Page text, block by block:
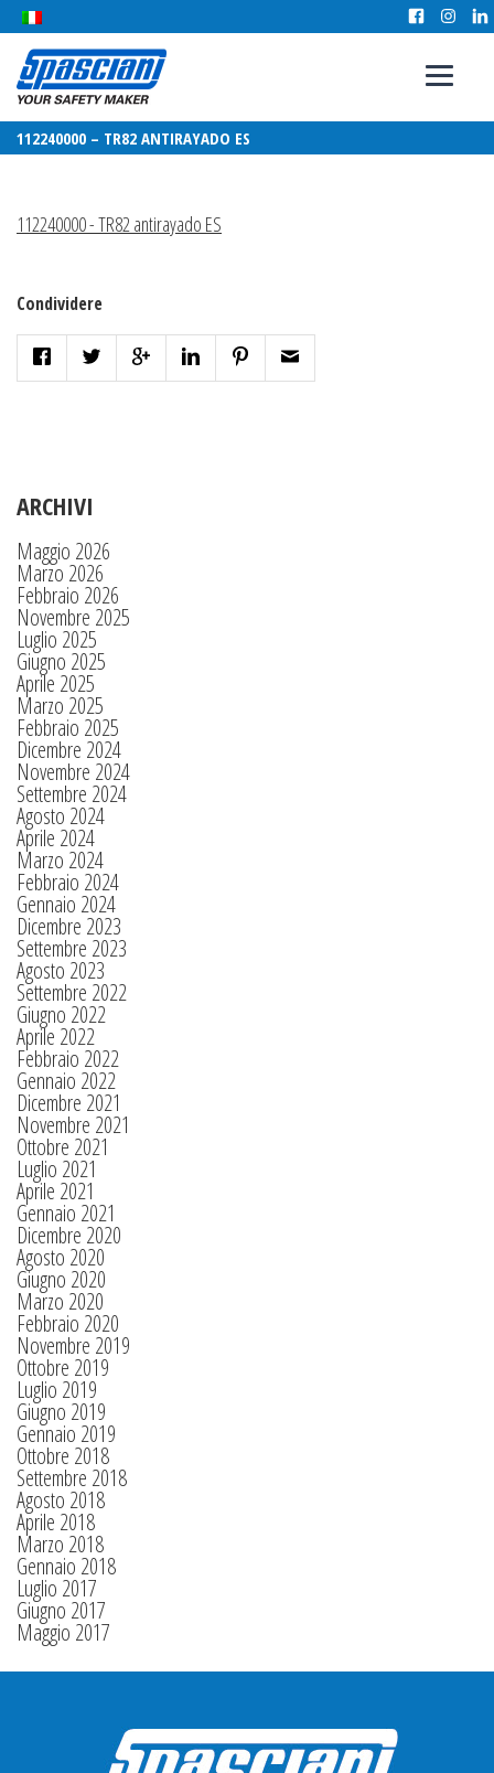
112240000 – TR82 ANTIRAYADO ES
112240000 - TR82 antirayado ES
Condividere
ARCHIVI
Maggio 2026
Marzo 2026
Febbraio 2026
Novembre 2025
Luglio 2025
Giugno 2025
Aprile 2025
Marzo 2025
Febbraio 2025
Dicembre 2024
Novembre 2024
Settembre 2024
Agosto 2024
Aprile 2024
Marzo 2024
Febbraio 2024
Gennaio 2024
Dicembre 2023
Settembre 2023
Agosto 2023
Settembre 2022
Giugno 2022
Aprile 2022
Febbraio 2022
Gennaio 2022
Dicembre 2021
Novembre 2021
Ottobre 2021
Luglio 2021
Aprile 2021
Gennaio 2021
Dicembre 2020
Agosto 2020
Giugno 2020
Marzo 2020
Febbraio 2020
Novembre 2019
Ottobre 2019
Luglio 2019
Giugno 2019
Gennaio 2019
Ottobre 2018
Settembre 2018
Agosto 2018
Aprile 2018
Marzo 2018
Gennaio 2018
Luglio 2017
Giugno 2017
Maggio 2017